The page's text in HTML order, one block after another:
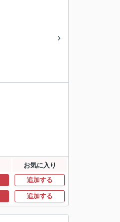
お気に入り
追加する
追加する